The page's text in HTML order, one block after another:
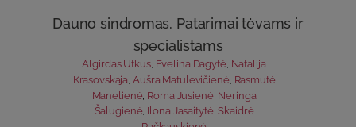
Dauno sindromas. Patarimai tėvams ir
specialistams
Algirdas Utkus, Evelina Dagytė, Natalija
Krasovskaja Aušra Matulevičienė Rasmutė
Manelienė Roma Jusienė Neringa
Šalugienė, Ilona Jasaitytė,Skaidrė